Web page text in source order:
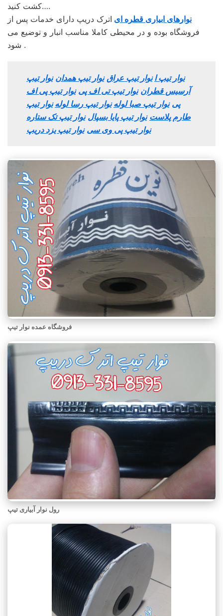
کشت کنید….
نوارهای ابیاری قطره ای اترک دریپ دارای خدمات پس از
فروشگاه بوده و در محیطی کاملا مناسب انبار و توضیع می
شود .
نوار تیپ ا نوار تیپ عراق نوار تیپ همدان نوار تیپ
آرسیس قطران نوار تیپ تی اف پی نوار تیپ پی اف
پی نوار تیپ صبا لوله نوار تیپ رسا لوله نوار تیپ
طارم پلاست نوار تیپ پایا بسپال نوار تیپ تک ستاره
نوار تیپ پی وی سی نوار تیپ یزد دریپ
فروشگاه عمده نوار تیپ
رول نوار آبیاری تیپ